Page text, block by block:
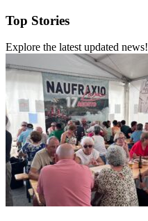
Top Stories
Explore the latest updated news!